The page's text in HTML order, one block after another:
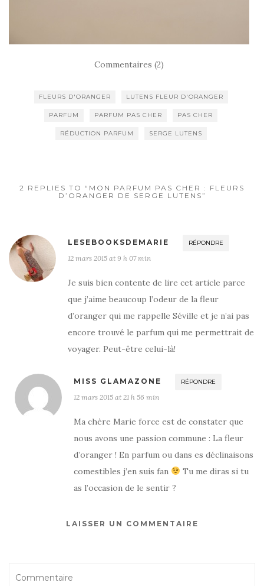
Commentaires (2)
FLEURS D'ORANGER LUTENS FLEUR D'ORANGER
PARFUM PARFUM PAS CHER PAS CHER
RÉDUCTION PARFUM SERGE LUTENS
2 REPLIES TO “MON PARFUM PAS CHER : FLEURS
D’ORANGER DE SERGE LUTENS”
LESEBOOKSDEMARIE RÉPONDRE
12 mars 2015 at 9 h 07 min
Je suis bien contente de lire cet article parce
que j’aime beaucoup l’odeur de la fleur
d’oranger qui me rappelle Séville et je n’ai pas
encore trouvé le parfum qui me permettrait de
voyager. Peut-être celui-là!
MISS GLAMAZONE RÉPONDRE
12 mars 2015 at 21 h 56 min
Ma chère Marie force est de constater que
nous avons une passion commune : La fleur
d’oranger ! En parfum ou dans es déclinaisons
comestibles j’en suis fan
Tu me diras si tu
as l’occasion de le sentir ?
LAISSER UN COMMENTAIRE